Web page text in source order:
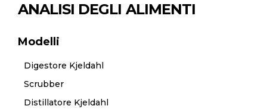
ANALISI DEGLI ALIMENTI
Modelli
Digestore Kjeldahl
Scrubber
Distillatore Kjeldahl